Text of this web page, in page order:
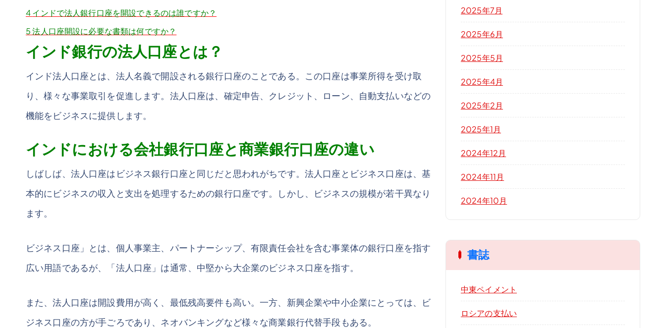
4インドで法人銀行口座を開設できるのは誰ですか？
5 法人口座開設に必要な書類は何ですか？
インド銀行の法人口座とは？
インド法人口座とは、法人名義で開設される銀行口座のことである。この口座は事業所得を受け取
り、様々な事業取引を促進します。法人口座は、確定申告、クレジット、ローン、自動支払いなどの
機能をビジネスに提供します。
インドにおける会社銀行口座と商業銀行口座の違い
しばしば、法人口座はビジネス銀行口座と同じだと思われがちです。法人口座とビジネス口座は、基
本的にビジネスの収入と支出を処理するための銀行口座です。しかし、ビジネスの規模が若干異なり
ます。
ビジネス口座」とは、個人事業主、パートナーシップ、有限責任会社を含む事業体の銀行口座を指す
広い用語であるが、「法人口座」は通常、中堅から大企業のビジネス口座を指す。
また、法人口座は開設費用が高く、最低残高要件も高い。一方、新興企業や中小企業にとっては、ビ
ジネス口座の方が手ごろであり、ネオバンキングなど様々な商業銀行代替手段もある。
2025年7月
2025年6月
2025年5月
2025年4月
2025年2月
2025年1月
2024年12月
2024年11月
2024年10月
書誌
中東ペイメント
ロシアの支払い